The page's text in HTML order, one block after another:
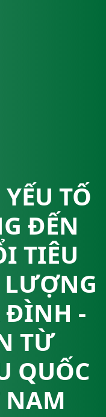
TỐ
ĐẾN
TIÊU
ĐÌNH -
TỪ
QUỐC
NAM